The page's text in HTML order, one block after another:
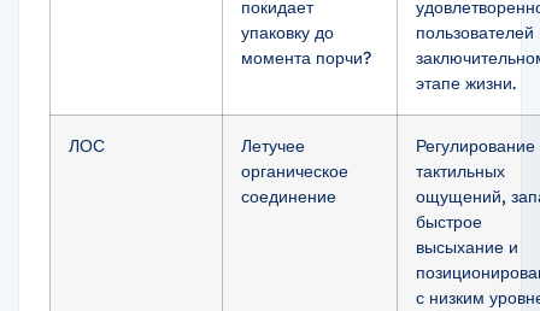
покидает
упаковку до
момента порчи?
пользователей
этапе жизни.
ЛОС
Летучее
органическое
соединение
Регулирование
тактильных
ощущений,
быстрое
высыхание и
с низким